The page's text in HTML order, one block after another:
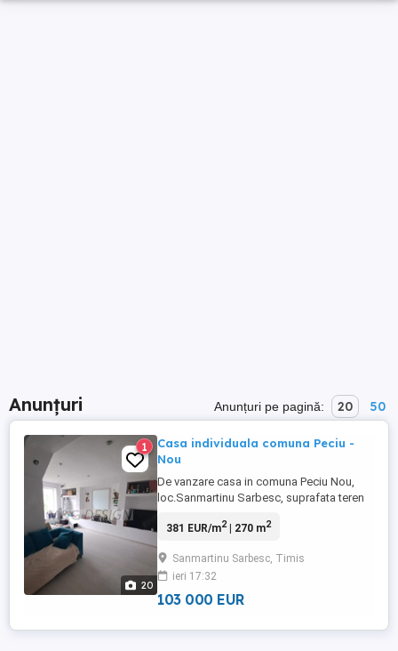
Anunțuri Anunțuri pe pagină: 20 50
20
1
Casa individuala comuna Peciu -
Nou
De vanzare casa in comuna Peciu Nou,
loc.Sanmartinu Sarbesc, suprafata teren
, pe colt, 2 fronturi stradale , o anexa din
transformata in spatiu de locuit, curte cu
pomi fructiferi .Merita vazuta ! Mai multe in
formatii la ...
381 EUR/m2| 270 m2
Sanmartinu Sarbesc, Timis
ieri 17:32
103 000 EUR